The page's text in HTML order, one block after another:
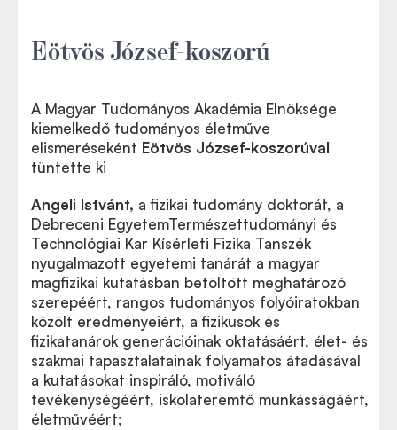
Eötvös József-koszorú
A Magyar Tudományos Akadémia Elnöksége
kiemelkedő tudományos életműve
elismeréseként Eötvös József-koszorúval
tüntette ki
Angeli Istvánt, a fizikai tudomány doktorát, a
Debreceni EgyetemTermészettudományi és
Technológiai Kar Kísérleti Fizika Tanszék
nyugalmazott egyetemi tanárát a magyar
magfizikai kutatásban betöltött meghatározó
szerepéért, rangos tudományos folyóiratokban
közölt eredményeiért, a fizikusok és
fizikatanárok generációinak oktatásáért, élet- és
szakmai tapasztalatainak folyamatos átadásával
a kutatásokat inspiráló, motiváló
tevékenységéért, iskolateremtő munkásságáért,
életművéért;